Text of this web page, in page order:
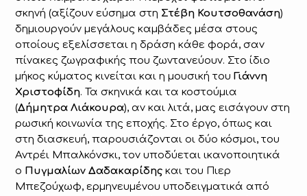
σκηνή (αξίζουν εύσημα στη Στέβη Κουτσοθανάση)
δημιουργούν μεγάλους καμβάδες μέσα στους
οποίους εξελίσσεται η δράση κάθε φορά, σαν
πίνακες ζωγραφικής που ζωντανεύουν. Στο ίδιο
μήκος κύματος κινείται και η μουσική τουΓιάννη
Χριστοφίδη. Τα σκηνικά και τα κοστούμια
(Δήμητρα Λιάκουρα), αν και λιτά, μας εισάγουν στη
ρωσική κοινωνία της εποχής. Στο έργο, όπως και
στη διασκευή, παρουσιάζονται οι δύο κόσμοι, του
Αντρέι Μπαλκόνσκι, τον υποδύεται ικανοποιητικά
ο Πυγμαλίων Δαδακαρίδης και του Πιερ
Μπεζούχωφ, ερμηνευμένου υποδειγματικά από